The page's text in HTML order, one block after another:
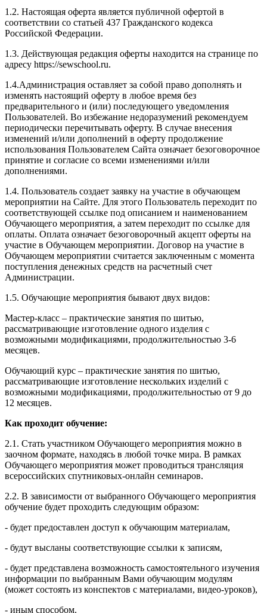
1.2. Настоящая оферта является публичной офертой в
соответствии со статьей 437 Гражданского кодекса
Российской Федерации.
1.3. Действующая редакция оферты находится на странице по
адресу https://sewschool.ru.
1.4.Администрация оставляет за собой право дополнять и
изменять настоящий оферту в любое время без
предварительного и (или) последующего уведомления
Пользователей. Во избежание недоразумений рекомендуем
периодически перечитывать оферту. В случае внесения
изменений и/или дополнений в оферту продолжение
использования Пользователем Сайта означает безоговорочное
принятие и согласие со всеми изменениями и/или
дополнениями.
1.4. Пользователь создает заявку на участие в обучающем
мероприятии на Сайте. Для этого Пользователь переходит по
соответствующей ссылке под описанием и наименованием
Обучающего мероприятия, а затем переходит по ссылке для
оплаты. Оплата означает безоговорочный акцепт оферты на
участие в Обучающем мероприятии. Договор на участие в
Обучающем мероприятии считается заключенным с момента
поступления денежных средств на расчетный счет
Администрации.
1.5. Обучающие мероприятия бывают двух видов:
Мастер-класс – практические занятия по шитью,
рассматривающие изготовление одного изделия с
возможными модификациями, продолжительностью 3-6
месяцев.
Обучающий курс – практические занятия по шитью,
рассматривающие изготовление нескольких изделий с
возможными модификациями, продолжительностью от 9 до
12 месяцев.
Как проходит обучение:
2.1. Стать участником Обучающего мероприятия можно в
заочном формате, находясь в любой точке мира. В рамках
Обучающего мероприятия может проводиться трансляция
всероссийских спутниковых-онлайн семинаров.
2.2. В зависимости от выбранного Обучающего мероприятия
обучение будет проходить следующим образом:
- будет предоставлен доступ к обучающим материалам,
- будут высланы соответствующие ссылки к записям,
- будет представлена возможность самостоятельного изучения
информации по выбранным Вами обучающим модулям
(может состоять из конспектов с материалами, видео-уроков),
- иным способом.